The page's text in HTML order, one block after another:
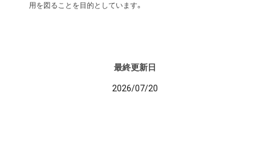
用を図ることを目的としています。
最終更新日
2026/07/20